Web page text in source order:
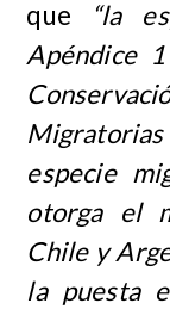
que “la
Apéndice
Migratorias
especie
otorga el
Chile y
la puesta